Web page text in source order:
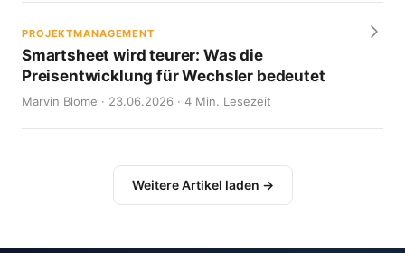
PROJEKTMANAGEMENT
Smartsheet wird teurer: Was die
Preisentwicklung für Wechsler bedeutet
Marvin Blome · 23.06.2026 · 4 Min. Lesezeit
Weitere Artikel laden →